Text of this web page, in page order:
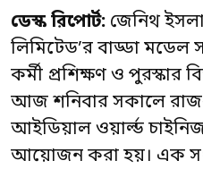
ডেস্ক রিপোর্ট: জেনিথ
লিমিটেড’র বাড্ডা মডেল
কর্মী প্রশিক্ষণ ও পুরস্কার
আজ শনিবার সকালে
আইডিয়াল ওয়ার্ল্ড
আয়োজন করা হয়। এক